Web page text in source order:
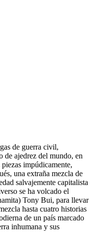
de guerra civil,
de ajedrez del mundo, en
impúdicamente,
una extraña mezcla de
salvajemente capitalista
se ha volcado el
Tony Bui, para llevar
hasta cuatro historias
de un país marcado
inhumana y sus